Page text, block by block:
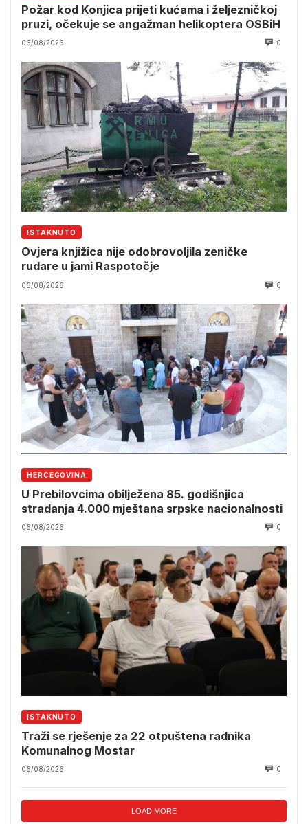
Požar kod Konjica prijeti kućama i željezničkoj
pruzi, očekuje se angažman helikoptera OSBiH
06/08/2026 0
ISTAKNUTO
Ovjera knjižica nije odobrovoljila zeničke
rudare u jami Raspotočje
06/08/2026 0
HERCEGOVINA
U Prebilovcima obilježena 85. godišnjica
stradanja 4.000 mještana srpske nacionalnosti
06/08/2026 0
ISTAKNUTO
Traži se rješenje za 22 otpuštena radnika
Komunalnog Mostar
06/08/2026 0
LOAD MORE